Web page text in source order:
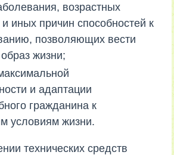
возрастных
иных причин способностей к
позволяющих вести
жизни;
и адаптации
гражданина к
условиям жизни.
технических средств